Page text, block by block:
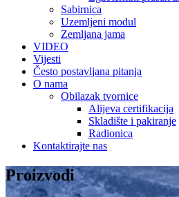
Sabirnica
Uzemljeni modul
Zemljana jama
VIDEO
Vijesti
Često postavljana pitanja
O nama
Obilazak tvornice
Alijeva certifikacija
Skladište i pakiranje
Radionica
Kontaktirajte nas
Proizvodi